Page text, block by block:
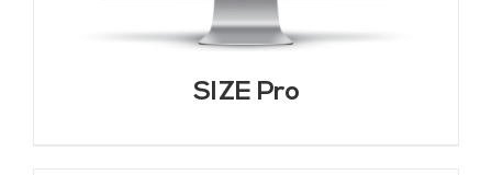
SIZE Pro